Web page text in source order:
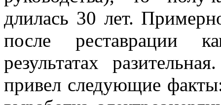
длилась 30 лет.
после реставрации
результатах
привел следующие